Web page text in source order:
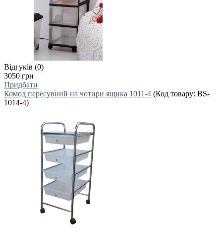
Відгуків (0)
3050 грн
Придбати
Комод пересувний на чотири ящика 1011-4 (Код товару: BS-
1014-4)